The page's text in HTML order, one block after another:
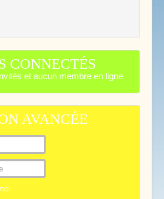
CONNECTÉS
et aucun membre en ligne
AVANCÉE